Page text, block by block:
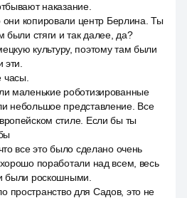
наказание.
они копировали центр Берлина. Ты
были стяги и так далее, да?
культуру, поэтому там были
маленькие роботизированные
небольшое представление. Все
стиле. Если бы ты
все это было сделано очень
поработали над всем, весь
были роскошными.
пространство для Садов, это не